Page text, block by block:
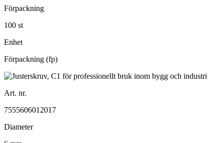
Förpackning
100 st
Enhet
Förpackning (fp)
Art. nr.
7555606012017
Diameter